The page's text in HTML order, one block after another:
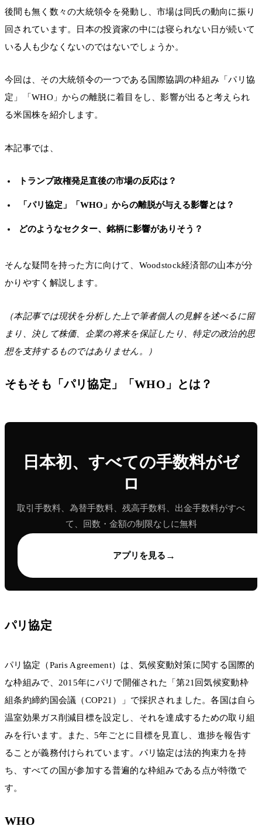
後間も無く数々の大統領令を発動し、市場は同氏の動向に振り
回されています。日本の投資家の中には寝られない日が続いて
いる人も少なくないのではないでしょうか。
今回は、その大統領令の一つである国際協調の枠組み「パリ協
定」「WHO」からの離脱に着目をし、影響が出ると考えられ
る米国株を紹介します。
本記事では、
トランプ政権発足直後の市場の反応は？
「パリ協定」「WHO」からの離脱が与える影響とは？
どのようなセクター、銘柄に影響がありそう？
そんな疑問を持った方に向けて、Woodstock経済部の山本が分
かりやすく解説します。
（本記事では現状を分析した上で筆者個人の見解を述べるに留
まり、決して株価、企業の将来を保証したり、特定の政治的思
想を支持するものではありません。）
そもそも「パリ協定」「WHO」とは？
日本初、すべての手数料がゼ
ロ
取引手数料、為替手数料、残高手数料、出金手数料がすべ
て、回数・金額の制限なしに無料
アプリを見る →
パリ協定
パリ協定（Paris Agreement）は、気候変動対策に関する国際的
な枠組みで、2015年にパリで開催された「第21回気候変動枠
組条約締約国会議（COP21）」で採択されました。各国は自ら
温室効果ガス削減目標を設定し、それを達成するための取り組
みを行います。また、5年ごとに目標を見直し、進捗を報告す
ることが義務付けられています。パリ協定は法的拘束力を持
ち、すべての国が参加する普遍的な枠組みである点が特徴で
す。
WHO